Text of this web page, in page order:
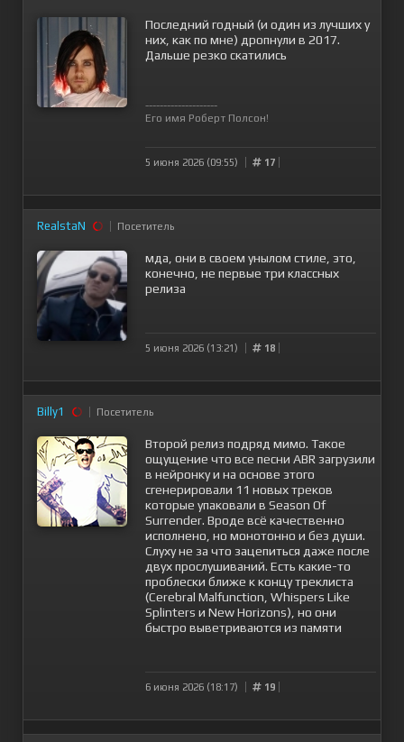
Последний годный (и один из лучших у
них, как по мне) дропнули в 2017.
Дальше резко скатились
--------------------
Его имя Роберт Полсон!
5 июня 2026 (09:55) 17
RealstaN Посетитель
мда, они в своем унылом стиле, это,
конечно, не первые три классных
релиза
5 июня 2026 (13:21) 18
Billy1 Посетитель
Второй релиз подряд мимо. Такое
ощущение что все песни ABR загрузили
в нейронку и на основе этого
сгенерировали 11 новых треков
которые упаковали в Season Of
Surrender. Вроде всё качественно
исполнено, но монотонно и без души.
Слуху не за что зацепиться даже после
двух прослушиваний. Есть какие-то
проблески ближе к концу треклиста
(Cerebral Malfunction, Whispers Like
Splinters и New Horizons), но они
быстро выветриваются из памяти
6 июня 2026 (18:17) 19